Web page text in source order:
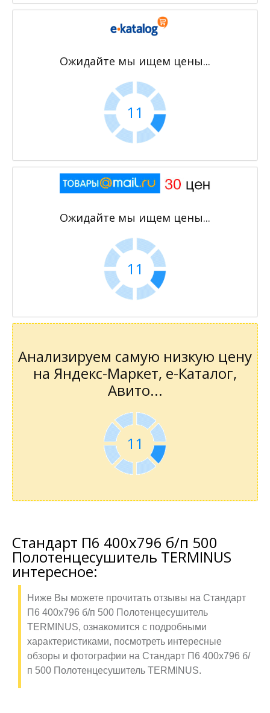
Ожидайте мы ищем цены...
11
Ожидайте мы ищем цены...
11
Анализируем самую низкую цену
на Яндекс-Маркет, е-Каталог,
Авито...
11
Стандарт П6 400х796 б/п 500
Полотенцесушитель TERMINUS
интересное:
Ниже Вы можете прочитать отзывы на Стандарт
П6 400х796 б/п 500 Полотенцесушитель
TERMINUS, ознакомится с подробными
характеристиками, посмотреть интересные
обзоры и фотографии на Стандарт П6 400х796 б/
п 500 Полотенцесушитель TERMINUS.